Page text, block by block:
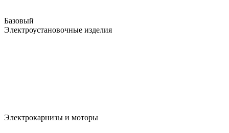
Базовый
Электроустановочные изделия
Электрокарнизы и моторы